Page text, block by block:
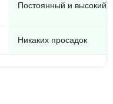
Постоянный и высокий
Никаких просадок